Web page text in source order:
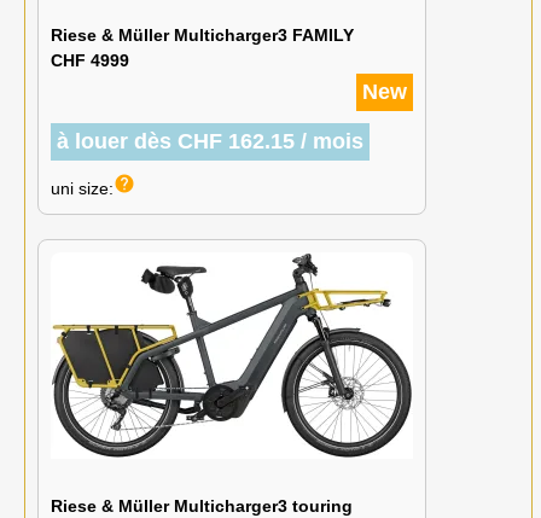
Riese & Müller Multicharger3 FAMILY
CHF 4999
New
à louer dès CHF 162.15 / mois
uni size:help
Riese & Müller Multicharger3 touring